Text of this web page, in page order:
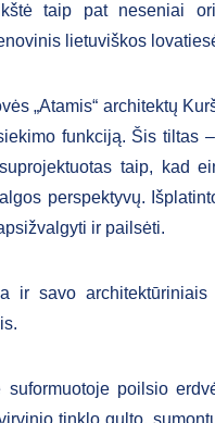
taip pat neseniai
lietuviškos
„Atamis“ architektų
funkciją. Šis tiltas
taip, kad
perspektyvų.
ir pailsėti.
ir savo
suformuotoje poilsio
tinklo gulto,